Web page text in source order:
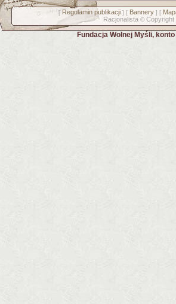
[ Regulamin publikacji] [ Bannery] [
Racjonalista © Copyright
Fundacja Wolnej Myśli,